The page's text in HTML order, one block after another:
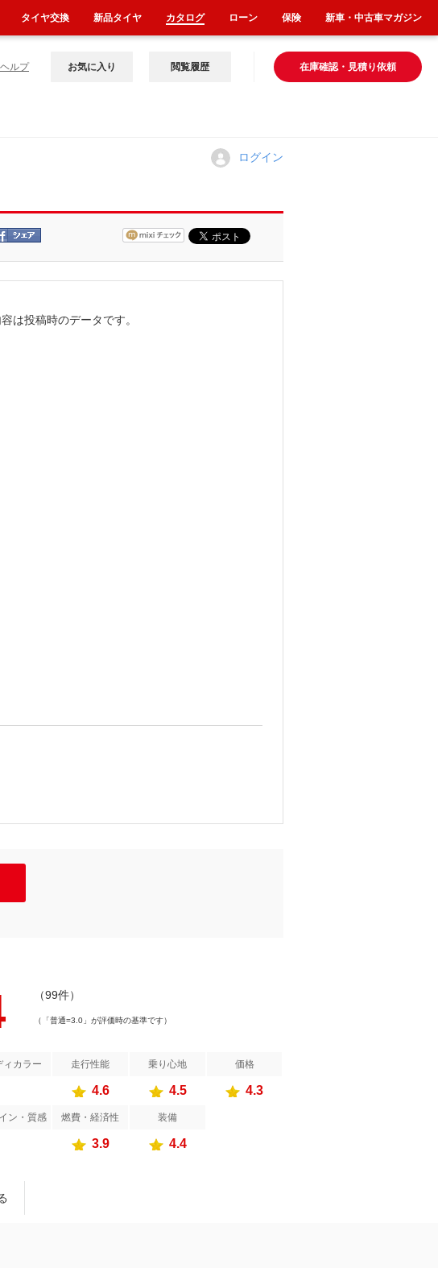
ヘルプ 在庫確認・見積り依頼
お気に入り 閲覧履歴
ログイン
は投稿時のデータです。
（99件）
（「普通=3.0」が評価時の基準です）
ィカラー 走行性能 乗り心地 価格
4.6 4.5 4.3
ン・質感 燃費・経済性 装備
3.9 4.4
タイヤ交換 新品タイヤ カタログ ローン 保険 新車・中古車マガジン